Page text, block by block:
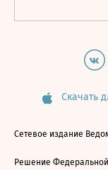
Скачать
Сетевое издание
Решение